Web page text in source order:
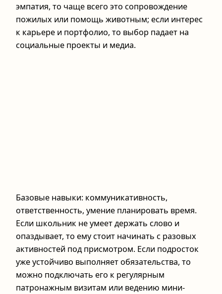
эмпатия, то чаще всего это сопровождение
пожилых или помощь животным; если интерес
к карьере и портфолио, то выбор падает на
социальные проекты и медиа.
Базовые навыки: коммуникативность,
ответственность, умение планировать время.
Если школьник не умеет держать слово и
опаздывает, то ему стоит начинать с разовых
активностей под присмотром. Если подросток
уже устойчиво выполняет обязательства, то
можно подключать его к регулярным
патронажным визитам или ведению мини-